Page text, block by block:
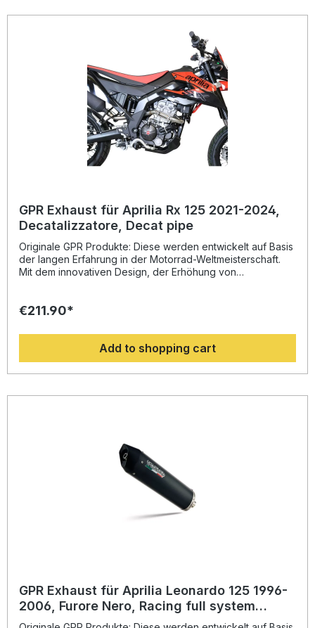
Montageempfehlungen: GPR Produkte sind Plug and Play.
Es wird empfohlen, die Produkte in einer Fachwerkstatt zu
installieren. Lieferumfang: Diese Lieferung enthält alle
Fahrzeugspezifischen Halterungen und das
entsprechende Zubehör. Decat pipeZulassung:
NoLieferzeit: ca. 14 Tage
GPR Exhaust für Aprilia Rx 125 2021-2024,
Decatalizzatore, Decat pipe
Originale GPR Produkte: Diese werden entwickelt auf Basis
der langen Erfahrung in der Motorrad-Weltmeisterschaft.
Mit dem innovativen Design, der Erhöhung von
Fahrzeug deutlich auf und erhalten ein perfektes Preis-
eine hörbare Soundverbesserung zur Serie, die Sie beim
Fahren geniessen können. Der Hersteller ist DIN zertifiziert
und garantiert somit eine gleichbleibend hohe Qualität
seiner Produkte, von der Sie als Kunde profitieren.
Montageempfehlungen: GPR Produkte sind Plug and Play.
entsprechende Zubehör. Decat pipeZulassung:
NoLieferzeit: ca. 14 Tage
€211.90*
Add to shopping cart
GPR Exhaust für Aprilia Leonardo 125 1996-
2006, Furore Nero, Racing full system
exhaust, including removable db killer